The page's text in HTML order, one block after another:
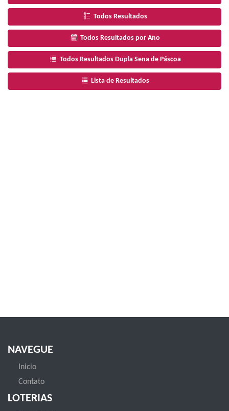
Todos Resultados
Todos Resultados por Ano
Todos Resultados Dupla Sena de Páscoa
Lista de Resultados
NAVEGUE
Inicio
Contato
LOTERIAS